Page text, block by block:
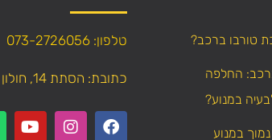
טורבו ברכב?
החלפה
במנוע?
במנוע
טלפון: 073-2726056
כתובת: הסתת 14, חולון